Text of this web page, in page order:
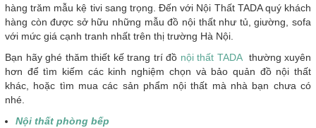
hàng trăm mẫu kệ tivi sang trọng. Đến với Nội Thất TADA quý khách
hàng còn được sở hữu những mẫu đồ nội thất như tủ, giường, sofa
với mức giá cạnh tranh nhất trên thị trường Hà Nội.
Bạn hãy ghé thăm thiết kế trang trí đồ nội thất TADA thường xuyên
hơn để tìm kiếm các kinh nghiệm chọn và bảo quản đồ nội thất
khác, hoặc tìm mua các sản phẩm nội thất mà nhà bạn chưa có
nhé.
Nội thất phòng bếp